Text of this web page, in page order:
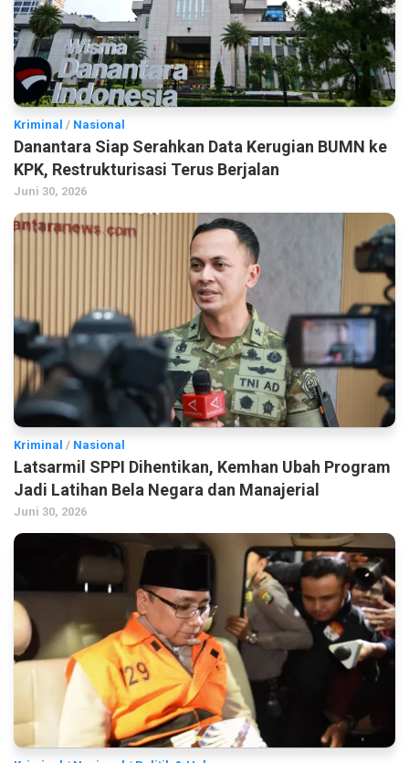
Kriminal / Nasional
Danantara Siap Serahkan Data Kerugian BUMN ke
KPK, Restrukturisasi Terus Berjalan
Juni 30, 2026
Kriminal / Nasional
Latsarmil SPPI Dihentikan, Kemhan Ubah Program
Jadi Latihan Bela Negara dan Manajerial
Juni 30, 2026